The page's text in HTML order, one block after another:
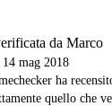
da Marco
14 mag 2018
ha
quello che